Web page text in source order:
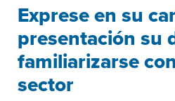
Exprese en su
presentación su
familiarizarse
sector